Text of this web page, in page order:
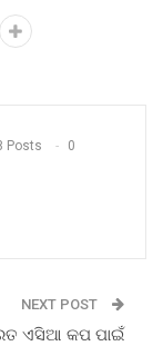
Posts 0
NEXT POST
ଏସିଆ କପ ପାଇଁ